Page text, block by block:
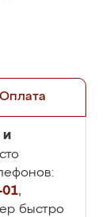
Оплата
и
01,
быстро